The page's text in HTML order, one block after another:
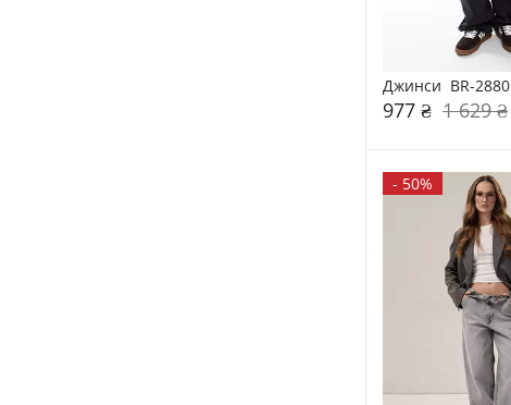
Джинси  BR-2880
977 ₴ 1 629 ₴
- 50%